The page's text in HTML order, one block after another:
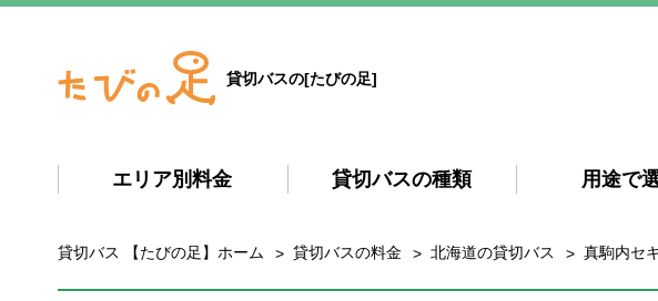
貸切バスの[たびの足]
エリア別料金 貸切バスの種類 用途で
貸切バス 【たびの足】ホーム 貸切バスの料金 北海道の貸切バス 真駒内セ